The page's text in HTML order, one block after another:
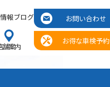
舗案内
報ブログ お問い合わせ
お得な車検予約